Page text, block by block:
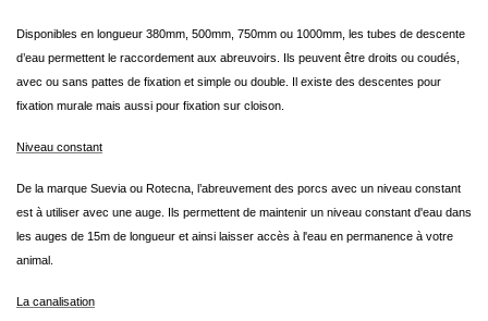
Disponibles en longueur 380mm, 500mm, 750mm ou 1000mm, les tubes de descente
d’eau permettent le raccordement aux abreuvoirs. Ils peuvent être droits ou coudés,
avec ou sans pattes de fixation et simple ou double. Il existe des descentes pour
fixation murale mais aussi pour fixation sur cloison.
Niveau constant
De la marque Suevia ou Rotecna, l’abreuvement des porcs avec un niveau constant
est à utiliser avec une auge. Ils permettent de maintenir un niveau constant d'eau dans
les auges de 15m de longueur et ainsi laisser accès à l'eau en permanence à votre
animal.
La canalisation